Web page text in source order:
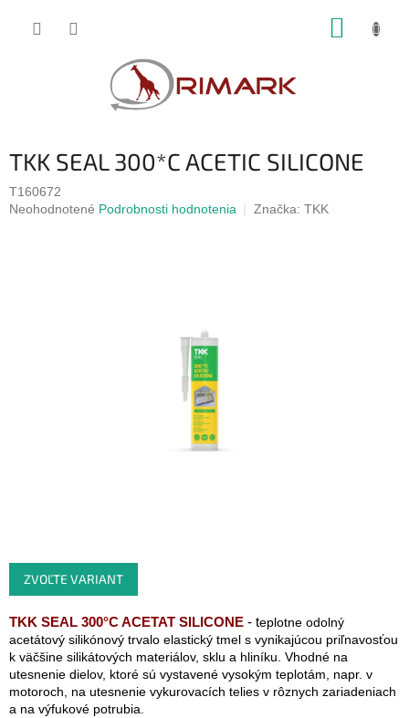
TKK SEAL 300*C ACETIC SILICONE
T160672
Priemerné
Neohodnotené Podrobnosti hodnotenia Značka: TKK
ZVOĽTE VARIANT
TKK SEAL 300°C ACETAT SILICONE - teplotne odolný
acetátový silikónový trvalo elastický tmel s vynikajúcou priľnavosťou
k väčšine silikátových materiálov, sklu a hliníku. Vhodné na
utesnenie dielov, ktoré sú vystavené vysokým teplotám, napr. v
motoroch, na utesnenie vykurovacích telies v rôznych zariadeniach
a na výfukové potrubia.